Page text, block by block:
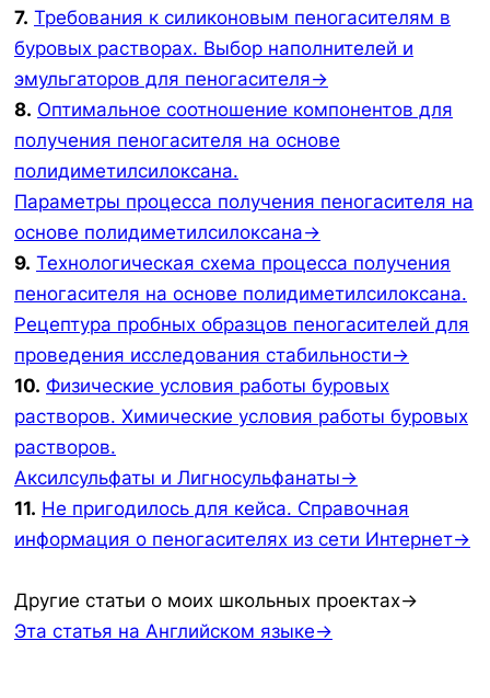
7. Требования к силиконовым пеногасителям в
буровых растворах. Выбор наполнителей и
эмульгаторов для пеногасителя→
8. Оптимальное соотношение компонентов для
получения пеногасителя на основе
полидиметилсилоксана.
Параметры процесса получения пеногасителя на
основе полидиметилсилоксана→
9. Технологическая схема процесса получения
пеногасителя на основе полидиметилсилоксана.
Рецептура пробных образцов пеногасителей для
проведения исследования стабильности→
10. Физические условия работы буровых
растворов. Химические условия работы буровых
растворов.
Аксилсульфаты и Лигносульфанаты→
11. Не пригодилось для кейса. Справочная
информация о пеногасителях из сети Интернет→
Другие статьи о моих школьных проектах→
Эта статья на Английском языке→